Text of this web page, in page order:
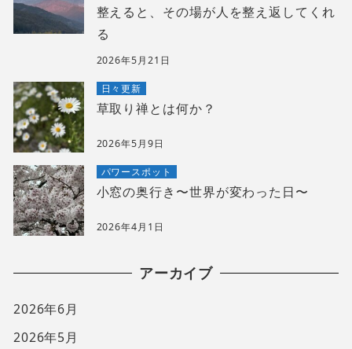
整えると、その場が人を整え返してくれ
る
2026年5月21日
日々更新
草取り禅とは何か？
2026年5月9日
パワースポット
小窓の奥行き〜世界が変わった日〜
2026年4月1日
アーカイブ
2026年6月
2026年5月